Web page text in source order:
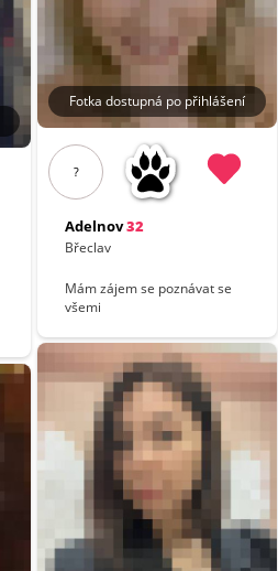
Fotka dostupná po přihlášení
?
Adelnov32
Břeclav
Mám zájem se poznávat se
všemi